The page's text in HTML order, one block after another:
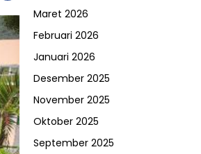
Maret 2026
Februari 2026
Januari 2026
Desember 2025
November 2025
Oktober 2025
September 2025